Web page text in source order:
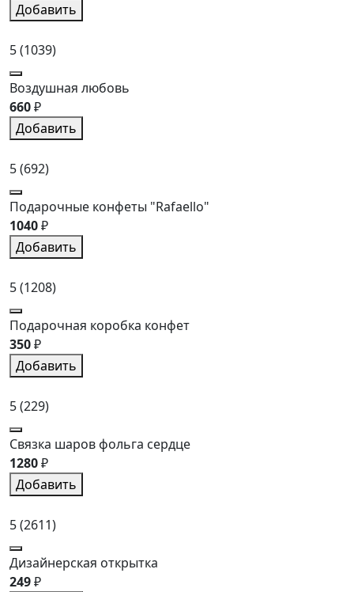
Добавить
5(1039)
Воздушная любовь
660₽
Добавить
5(692)
Подарочные конфеты "Rafaello"
1040₽
Добавить
5(1208)
Подарочная коробка конфет
350₽
Добавить
5(229)
Связка шаров фольга сердце
1280₽
Добавить
5(2611)
Дизайнерская открытка
249₽